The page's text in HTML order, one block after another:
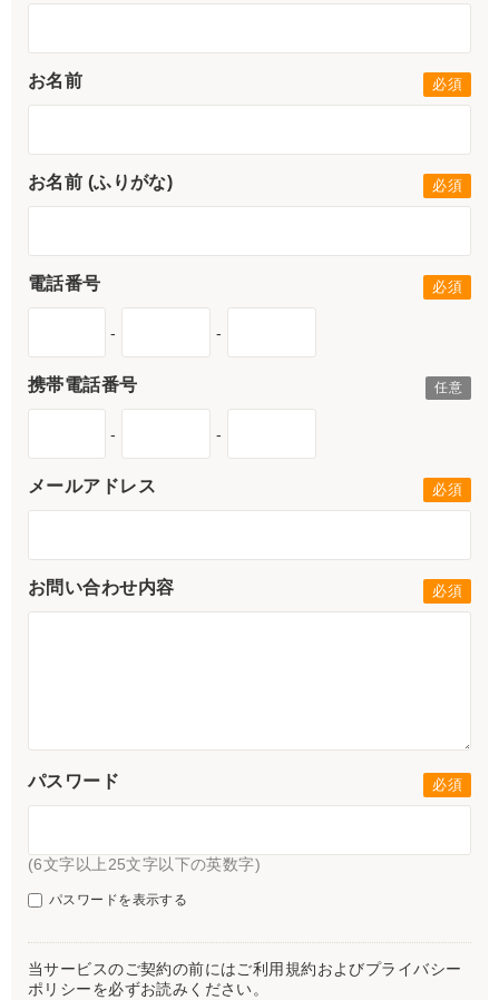
お名前
お名前 (ふりがな)
電話番号
- -
携帯電話番号
- -
メールアドレス
お問い合わせ内容
パスワード
(6文字以上25文字以下の英数字)
パスワードを表示する
当サービスのご契約の前にはご利用規約およびプライバシー
ポリシーを必ずお読みください。